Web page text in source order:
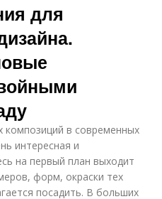
для
композиций в современных
интересная и
на первый план выходит
форм, окраски тех
посадить. В больших